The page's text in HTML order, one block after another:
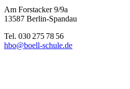
Am Forstacker 9/9a
13587 Berlin-Spandau
Tel. 030 275 78 56
hbo@boell-schule.de